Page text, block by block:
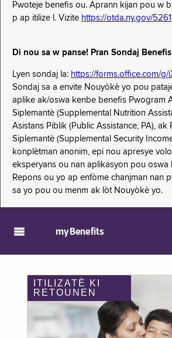
Pwoteje benefis ou. Aprann kijan pou w
p ap itilize l. Vizite https://otda.ny.gov/5261
Di nou sa w panse! Pran Sondaj
Lyen sondaj la: https://forms.office.com/g/
Sondaj sa a envite Nouyòkè yo pou
aplike ak/oswa kenbe benefis Pwogram
Siplemantè (Supplemental Nutrition
Asistans Piblik (Public Assistance, PA), ak
Siplemantè (Supplemental Security
konplètman anonim, epi nou apresye
eksperyans ou nan aplikasyon pou oswa
Repons ou yo ap enfòme chanjman nan
sa yo pou ou menm ak lòt Nouyòkè yo.
myBenefits
ITILIZATÈ KI
RETOUNEN